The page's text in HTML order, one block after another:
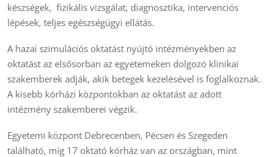
készségek, fizikális vizsgálat, diagnosztika, intervenciós
lépések, teljes egészségügyi ellátás.
A hazai szimulációs oktatást nyújtó intézményekben az
oktatást az elsősorban az egyetemeken dolgozó klinikai
szakemberek adják, akik betegek kezelésével is foglalkoznak.
A kisebb kórházi központokban az oktatást az adott
intézmény szakemberei végzik.
Egyetemi központ Debrecenben, Pécsen és Szegeden
található, míg 17 oktató kórház van az országban, mint